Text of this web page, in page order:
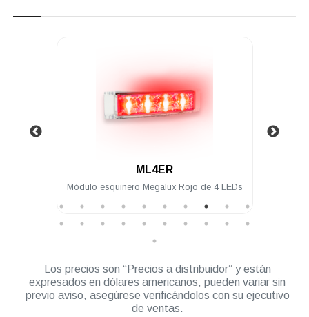
Rojo de 4 LEDs
Módulo intermedio Megalux Ámbar de 4
Los precios son “Precios a distribuidor” y están
expresados en dólares americanos, pueden variar sin
previo aviso, asegúrese verificándolos con su ejecutivo
de ventas.